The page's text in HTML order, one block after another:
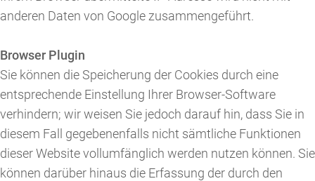
anderen Daten von Google zusammengeführt.
Browser Plugin
Sie können die Speicherung der Cookies durch eine
entsprechende Einstellung Ihrer Browser-Software
verhindern; wir weisen Sie jedoch darauf hin, dass Sie in
diesem Fall gegebenenfalls nicht sämtliche Funktionen
dieser Website vollumfänglich werden nutzen können. Sie
können darüber hinaus die Erfassung der durch den